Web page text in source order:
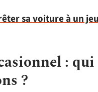
sa voiture à un
: qui
?